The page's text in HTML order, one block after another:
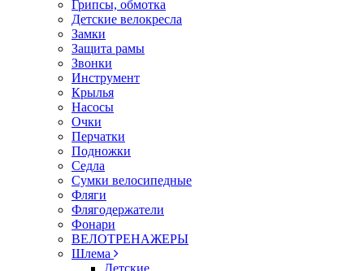
Грипсы, обмотка
Детские велокресла
Замки
Защита рамы
Звонки
Инструмент
Крылья
Насосы
Очки
Перчатки
Подножки
Седла
Сумки велосипедные
Фляги
Флягодержатели
Фонари
ВЕЛОТРЕНАЖЕРЫ
Шлема
Детские